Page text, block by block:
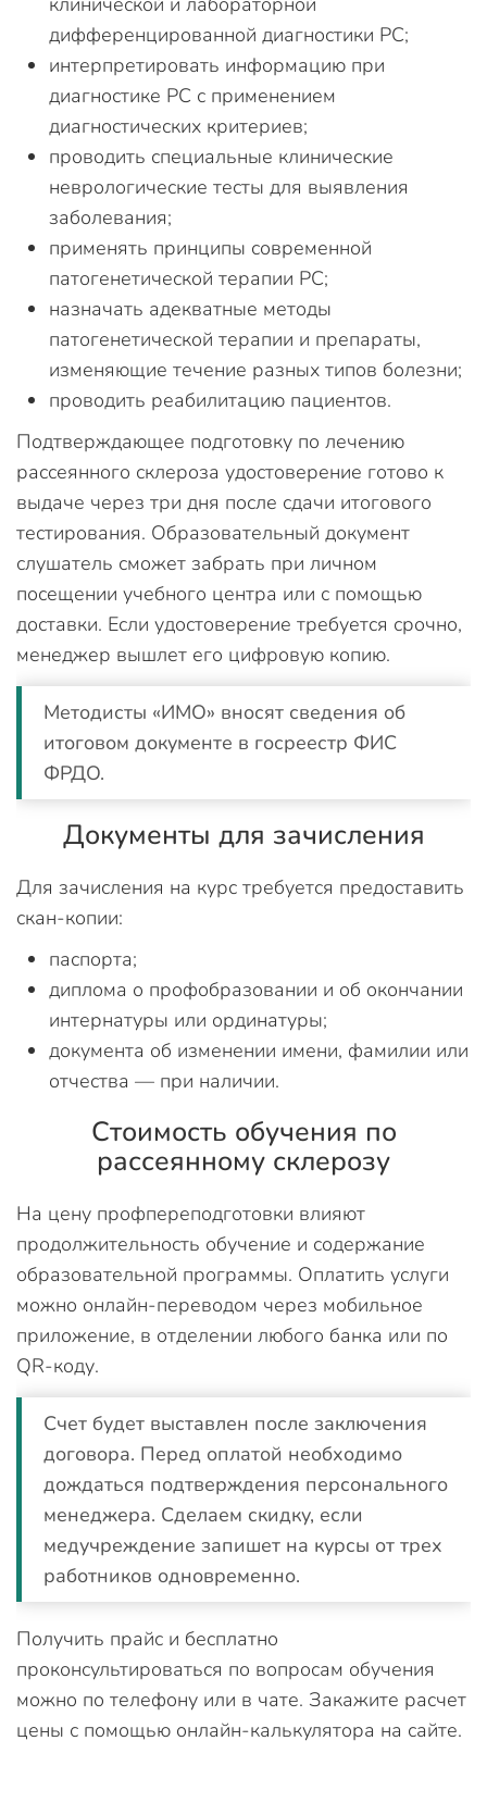
дифференцированной диагностики РС;
интерпретировать информацию при
диагностике РС с применением
диагностических критериев;
проводить специальные клинические
неврологические тесты для выявления
заболевания;
применять принципы современной
патогенетической терапии РС;
назначать адекватные методы
патогенетической терапии и препараты,
изменяющие течение разных типов болезни;
проводить реабилитацию пациентов.
Подтверждающее подготовку по лечению
рассеянного склероза удостоверение готово к
выдаче через три дня после сдачи итогового
тестирования. Образовательный документ
слушатель сможет забрать при личном
посещении учебного центра или с помощью
доставки. Если удостоверение требуется срочно,
менеджер вышлет его цифровую копию.
Методисты «ИМО» вносят сведения об
итоговом документе в госреестр ФИС
ФРДО.
Документы для зачисления
Для зачисления на курс требуется предоставить
скан-копии:
паспорта;
диплома о профобразовании и об окончании
интернатуры или ординатуры;
документа об изменении имени, фамилии или
отчества — при наличии.
Стоимость обучения по
рассеянному склерозу
На цену профпереподготовки влияют
продолжительность обучение и содержание
образовательной программы. Оплатить услуги
можно онлайн-переводом через мобильное
приложение, в отделении любого банка или по
QR-коду.
Счет будет выставлен после заключения
договора. Перед оплатой необходимо
дождаться подтверждения персонального
менеджера. Сделаем скидку, если
медучреждение запишет на курсы от трех
работников одновременно.
Получить прайс и бесплатно
проконсультироваться по вопросам обучения
можно по телефону или в чате. Закажите расчет
цены с помощью онлайн-калькулятора на сайте.